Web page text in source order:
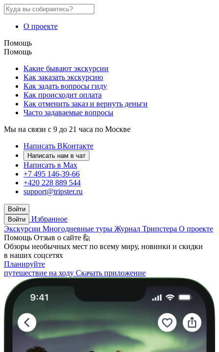
О проекте
Помощь
Помощь
Какие бывают экскурсии
Как заказать экскурсию
Как задать вопросы гиду
Как происходит оплата
Как отменить заказ и вернуть деньги
Часто задаваемые вопросы
Мы на связи с 9 до 21 часа по Москве
Написать ВКонтакте
Написать нам в чат
Написать в Max
+7 495 146-39-66
+420 228 889 544
support@tripster.ru
Войти
Войти
Избранное
Экскурсии Многодневные туры Журнал Трипстера О проекте
Помощь Отзыв о сайте 🙋
Обзоры необычных мест по всему миру, новинки и скидки
в наших соцсетях
Планируйте
путешествие на ходу Скачать приложение